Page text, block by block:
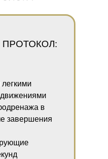
в
завершения
ПРОТОКОЛ: